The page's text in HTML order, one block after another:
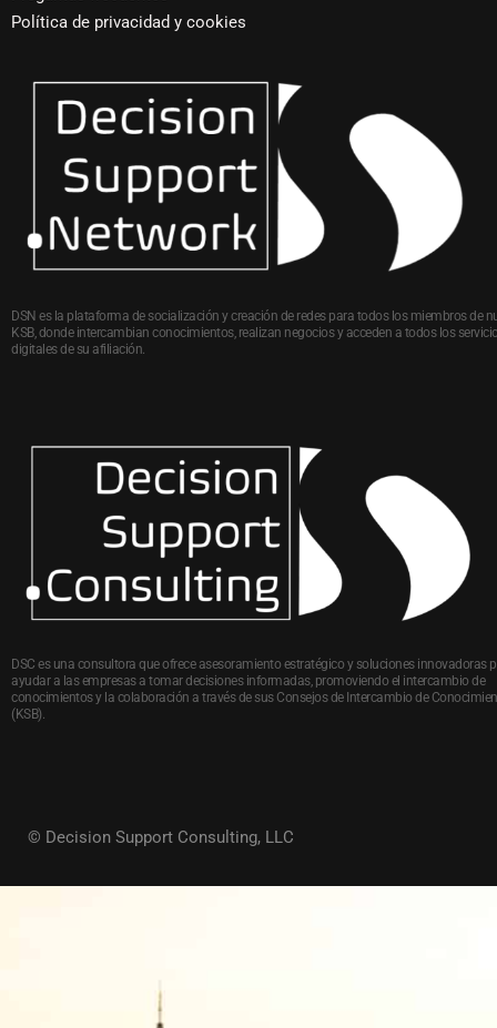
Política de privacidad y cookies
DSN es la plataforma de socialización y creación de redes para todos los miembros de
KSB, donde intercambian conocimientos, realizan negocios y acceden a todos los
digitales de su afiliación.
DSC es una consultora que ofrece asesoramiento estratégico y soluciones innovadoras
ayudar a las empresas a tomar decisiones informadas, promoviendo el intercambio de
conocimientos y la colaboración a través de sus Consejos de Intercambio de
(KSB).
© Decision Support Consulting, LLC